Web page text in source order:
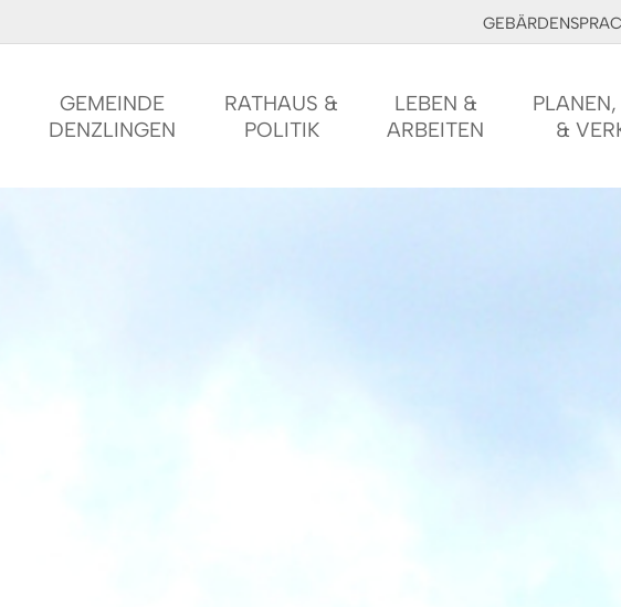
GEMEINDE
DENZLINGEN
RATHAUS &
POLITIK
LEBEN &
ARBEITEN
&